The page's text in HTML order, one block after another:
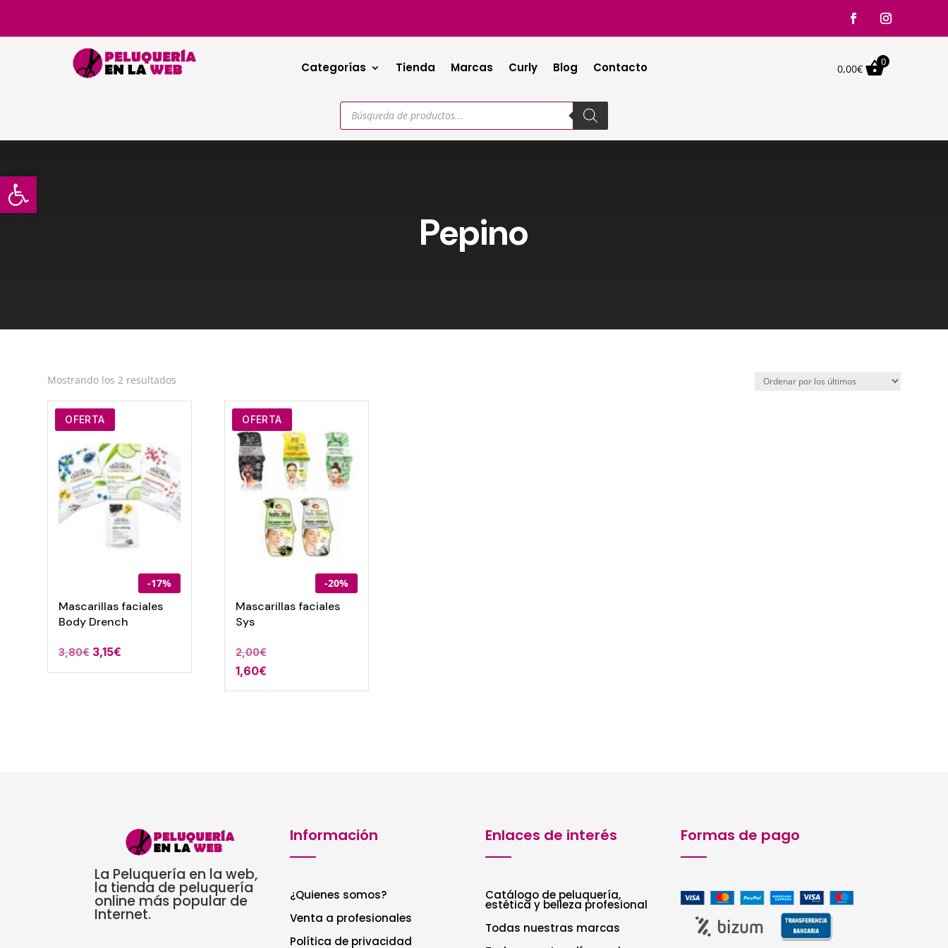
Categorías Tienda Marcas Curly Blog Contacto 0,00€
0
Búsqueda
productos
Pepino
Mostrando los 2 resultados
OFERTA
-17%
Mascarillas faciales
Body Drench
3,80€ El
precio
3,15€
precio
OFERTA
-20%
Mascarillas faciales
Sys
2,00€
1,60€
La Peluquería en la web,
la tienda de peluquería
online más popular de
Internet.
Información
¿Quienes somos?
Venta a profesionales
Política de privacidad
Enlaces de interés
Catálogo de peluquería,
estética y belleza profesional
Todas nuestras marcas
Formas de pago
Abrir barra de herramientas